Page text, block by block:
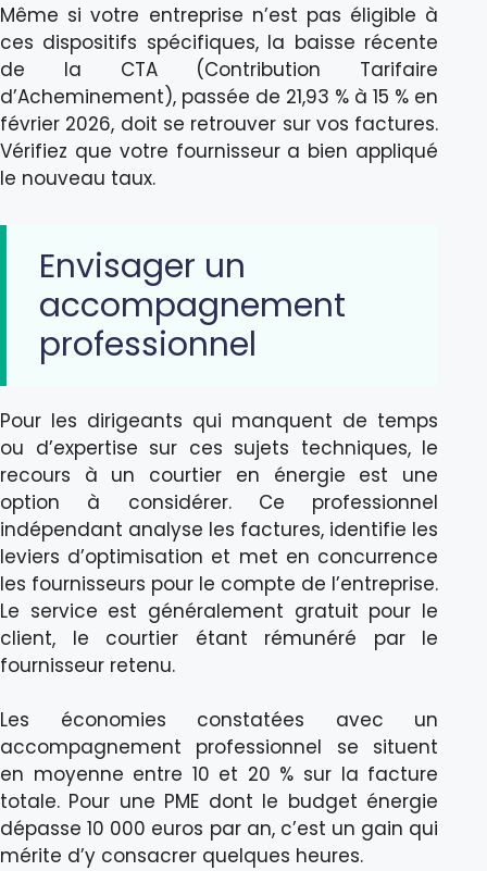
Même si votre entreprise n’est pas éligible à
ces dispositifs spécifiques, la baisse récente
de la CTA (Contribution Tarifaire
d’Acheminement), passée de 21,93 % à 15 % en
février 2026, doit se retrouver sur vos factures.
Vérifiez que votre fournisseur a bien appliqué
le nouveau taux.
Envisager un
accompagnement
professionnel
Pour les dirigeants qui manquent de temps
ou d’expertise sur ces sujets techniques, le
recours à un courtier en énergie est une
option à considérer. Ce professionnel
indépendant analyse les factures, identifie les
leviers d’optimisation et met en concurrence
les fournisseurs pour le compte de l’entreprise.
Le service est généralement gratuit pour le
client, le courtier étant rémunéré par le
fournisseur retenu.
Les économies constatées avec un
accompagnement professionnel se situent
en moyenne entre 10 et 20 % sur la facture
totale. Pour une PME dont le budget énergie
dépasse 10 000 euros par an, c’est un gain qui
mérite d’y consacrer quelques heures.